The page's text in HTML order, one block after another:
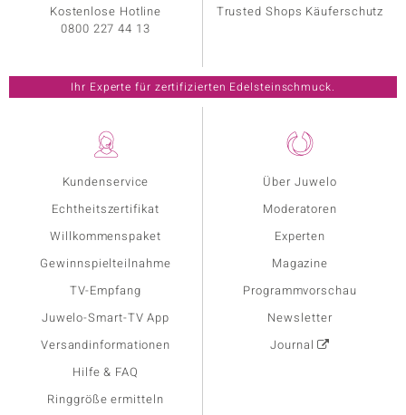
Kundenservice
Echtheitszertifikat
Willkommenspaket
Gewinnspielteilnahme
TV-Empfang
Juwelo-Smart-TV App
Versandinformationen
Hilfe & FAQ
Ringgröße ermitteln
Über Juwelo
Moderatoren
Experten
Magazine
Programmvorschau
Newsletter
Journal
Kostenlose Hotline
0800 227 44 13
Trusted Shops Käuferschutz
Ihr Experte für zertifizierten Edelsteinschmuck.